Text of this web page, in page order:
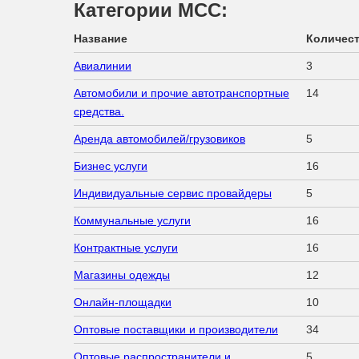
Категории МСС:
Название
Авиалинии 3
Автомобили и прочие автотранспортные
средства.
14
Аренда автомобилей/грузовиков 5
Бизнес услуги 16
Индивидуальные сервис провайдеры 5
Коммунальные услуги 16
Контрактные услуги 16
Магазины одежды 12
Онлайн-площадки 10
Оптовые поставщики и производители 34